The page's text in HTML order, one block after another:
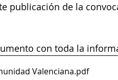
publicación de la
con toda la
Valenciana.pdf